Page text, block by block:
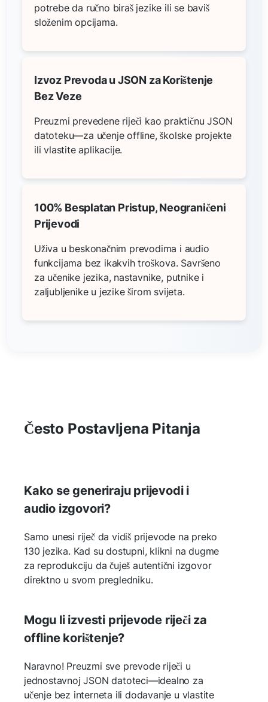
potrebe da ručno biraš jezike ili se baviš
složenim opcijama.
Izvoz Prevoda u JSON za Korištenje
Bez Veze
Preuzmi prevedene riječi kao praktičnu JSON
datoteku—za učenje offline, školske projekte
ili vlastite aplikacije.
100% Besplatan Pristup, Neograničeni
Prijevodi
Uživa u beskonačnim prevodima i audio
funkcijama bez ikakvih troškova. Savršeno
za učenike jezika, nastavnike, putnike i
zaljubljenike u jezike širom svijeta.
Često Postavljena Pitanja
Kako se generiraju prijevodi i
audio izgovori?
Samo unesi riječ da vidiš prijevode na preko
130 jezika. Kad su dostupni, klikni na dugme
za reprodukciju da čuješ autentični izgovor
direktno u svom pregledniku.
Mogu li izvesti prijevode riječi za
offline korištenje?
Naravno! Preuzmi sve prevode riječi u
jednostavnoj JSON datoteci—idealno za
učenje bez interneta ili dodavanje u vlastite